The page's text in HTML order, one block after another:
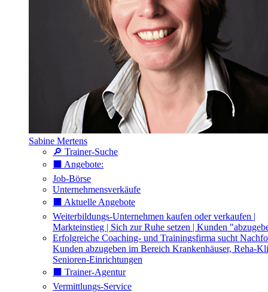
Sabine Mertens
🔎 Trainer-Suche
⬛️ Angebote:
Job-Börse
Unternehmensverkäufe
⬛️ Aktuelle Angebote
Weiterbildungs-Unternehmen kaufen oder verkaufen |
Markteinstieg | Sich zur Ruhe setzen | Kunden
Erfolgreiche Coaching- und Trainingsfirma sucht
Kunden abzugeben im Bereich Krankenhäuser, Reha-
Senioren-Einrichtungen
⬛️ Trainer-Agentur
Vermittlungs-Service